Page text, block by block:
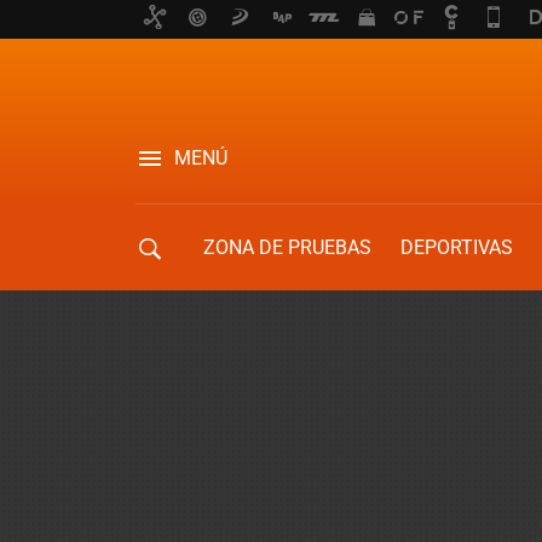
MENÚ
ZONA DE PRUEBAS
DEPORTIVAS